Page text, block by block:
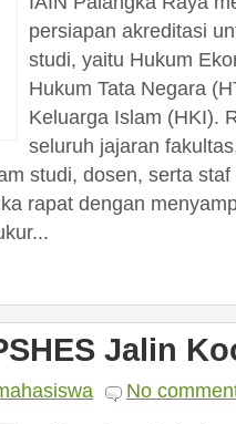
persiapan akreditasi
studi, yaitu Hukum
Hukum Tata Negara
Keluarga Islam (HKI).
seluruh jajaran
studi, dosen, serta
rapat dengan
Jalin
No